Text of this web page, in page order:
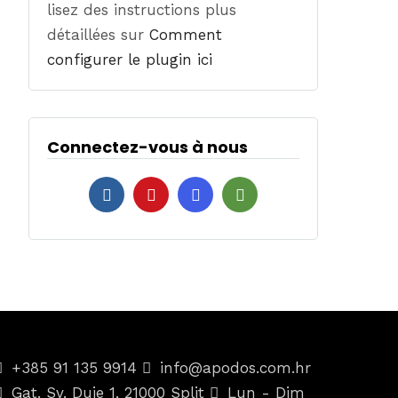
lisez des instructions plus
détaillées surComment
configurer le plugin ici
Connectez-vous à nous
+385 91 135 9914
info@apodos.com.hr
Gat. Sv. Duje 1, 21000 Split
Lun - Dim